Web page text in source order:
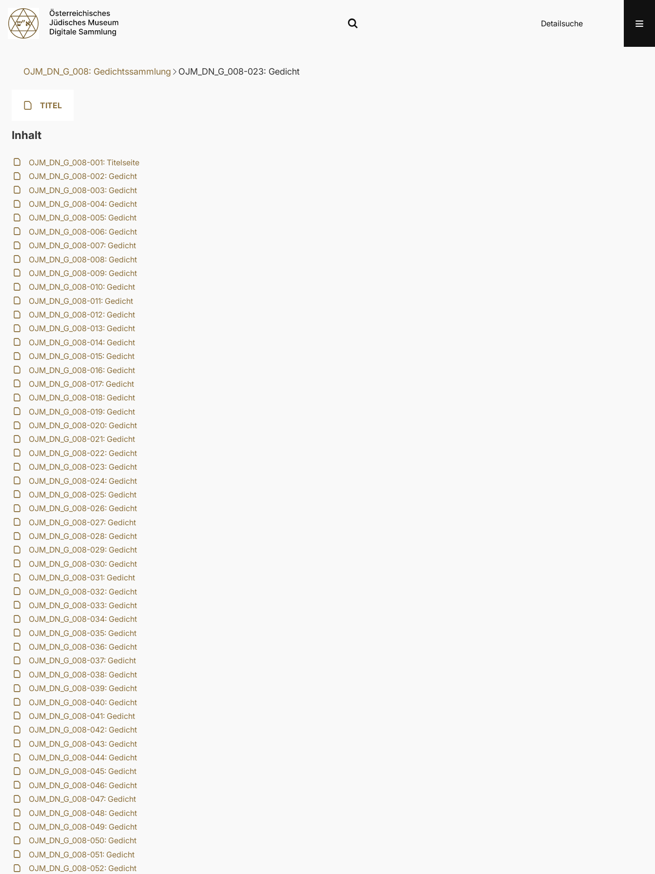
Detailsuche
OJM_DN_G_008: Gedichtssammlung OJM_DN_G_008-023: Gedicht
TITEL
Inhalt
OJM_DN_G_008-001: Titelseite
OJM_DN_G_008-002: Gedicht
OJM_DN_G_008-003: Gedicht
OJM_DN_G_008-004: Gedicht
OJM_DN_G_008-005: Gedicht
OJM_DN_G_008-006: Gedicht
OJM_DN_G_008-007: Gedicht
OJM_DN_G_008-008: Gedicht
OJM_DN_G_008-009: Gedicht
OJM_DN_G_008-010: Gedicht
OJM_DN_G_008-011: Gedicht
OJM_DN_G_008-012: Gedicht
OJM_DN_G_008-013: Gedicht
OJM_DN_G_008-014: Gedicht
OJM_DN_G_008-015: Gedicht
OJM_DN_G_008-016: Gedicht
OJM_DN_G_008-017: Gedicht
OJM_DN_G_008-018: Gedicht
OJM_DN_G_008-019: Gedicht
OJM_DN_G_008-020: Gedicht
OJM_DN_G_008-021: Gedicht
OJM_DN_G_008-022: Gedicht
OJM_DN_G_008-023: Gedicht
OJM_DN_G_008-024: Gedicht
OJM_DN_G_008-025: Gedicht
OJM_DN_G_008-026: Gedicht
OJM_DN_G_008-027: Gedicht
OJM_DN_G_008-028: Gedicht
OJM_DN_G_008-029: Gedicht
OJM_DN_G_008-030: Gedicht
OJM_DN_G_008-031: Gedicht
OJM_DN_G_008-032: Gedicht
OJM_DN_G_008-033: Gedicht
OJM_DN_G_008-034: Gedicht
OJM_DN_G_008-035: Gedicht
OJM_DN_G_008-036: Gedicht
OJM_DN_G_008-037: Gedicht
OJM_DN_G_008-038: Gedicht
OJM_DN_G_008-039: Gedicht
OJM_DN_G_008-040: Gedicht
OJM_DN_G_008-041: Gedicht
OJM_DN_G_008-042: Gedicht
OJM_DN_G_008-043: Gedicht
OJM_DN_G_008-044: Gedicht
OJM_DN_G_008-045: Gedicht
OJM_DN_G_008-046: Gedicht
OJM_DN_G_008-047: Gedicht
OJM_DN_G_008-048: Gedicht
OJM_DN_G_008-049: Gedicht
OJM_DN_G_008-050: Gedicht
OJM_DN_G_008-051: Gedicht
OJM_DN_G_008-052: Gedicht